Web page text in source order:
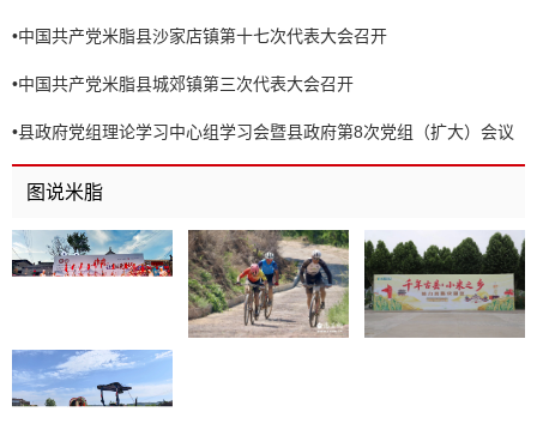
•中国共产党米脂县沙家店镇第十七次代表大会召开
•中国共产党米脂县城郊镇第三次代表大会召开
•县政府党组理论学习中心组学习会暨县政府第8次党组（扩大）会议
召开
图说米脂